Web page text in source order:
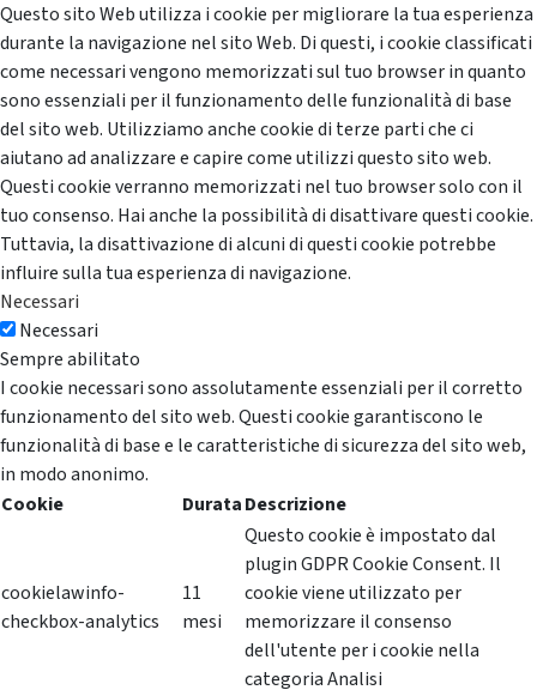
Questo sito Web utilizza i cookie per migliorare la tua esperienza
durante la navigazione nel sito Web. Di questi, i cookie classificati
come necessari vengono memorizzati sul tuo browser in quanto
sono essenziali per il funzionamento delle funzionalità di base
del sito web. Utilizziamo anche cookie di terze parti che ci
aiutano ad analizzare e capire come utilizzi questo sito web.
Questi cookie verranno memorizzati nel tuo browser solo con il
tuo consenso. Hai anche la possibilità di disattivare questi cookie.
Tuttavia, la disattivazione di alcuni di questi cookie potrebbe
influire sulla tua esperienza di navigazione.
Necessari
Necessari
Sempre abilitato
I cookie necessari sono assolutamente essenziali per il corretto
funzionamento del sito web. Questi cookie garantiscono le
funzionalità di base e le caratteristiche di sicurezza del sito web,
in modo anonimo.
Cookie
DurataDescrizione
cookielawinfo-
checkbox-analytics
11
mesi
Questo cookie è impostato dal
plugin GDPR Cookie Consent. Il
cookie viene utilizzato per
memorizzare il consenso
dell'utente per i cookie nella
categoria Analisi